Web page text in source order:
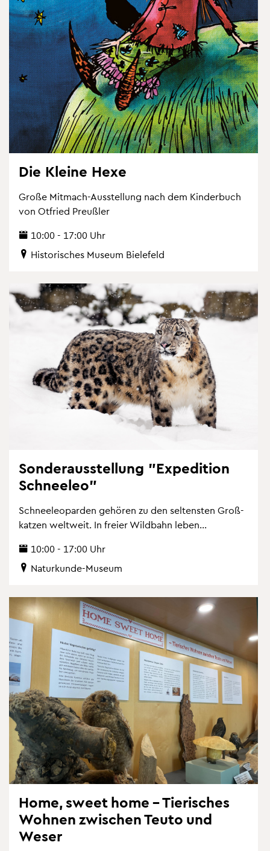
Die Klei­ne Hexe
Große Mit­mach-Aus­stel­lung nach dem Kin­der­buch
von Ot­fried Preu­ß­ler
10:00 - 17:00 Uhr
His­to­ri­sches Mu­se­um Bie­le­feld
Son­der­aus­stel­lung "Ex­pe­di­ti­on
Schnee­leo"
Schnee­leo­par­den ge­hö­ren zu den sel­tens­ten Gro­ß­
kat­zen welt­weit. In frei­er Wild­bahn leben...
10:00 - 17:00 Uhr
Na­tur­kun­de-Mu­se­um
Home, sweet home – Tie­ri­sches
Woh­nen zwi­schen Teuto und
Weser